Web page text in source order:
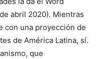
abril 2020). Mientras
con una proyección de
de América Latina, sí.
que